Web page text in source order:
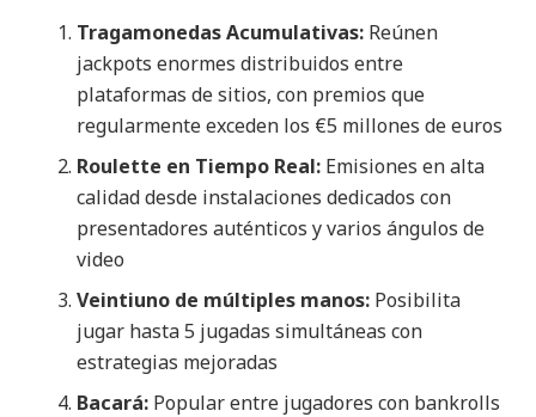
Tragamonedas Acumulativas: Reúnen
jackpots enormes distribuidos entre
plataformas de sitios, con premios que
regularmente exceden los €5 millones de euros
Roulette en Tiempo Real: Emisiones en alta
calidad desde instalaciones dedicados con
presentadores auténticos y varios ángulos de
video
Veintiuno de múltiples manos: Posibilita
jugar hasta 5 jugadas simultáneas con
estrategias mejoradas
Bacará: Popular entre jugadores con bankrolls